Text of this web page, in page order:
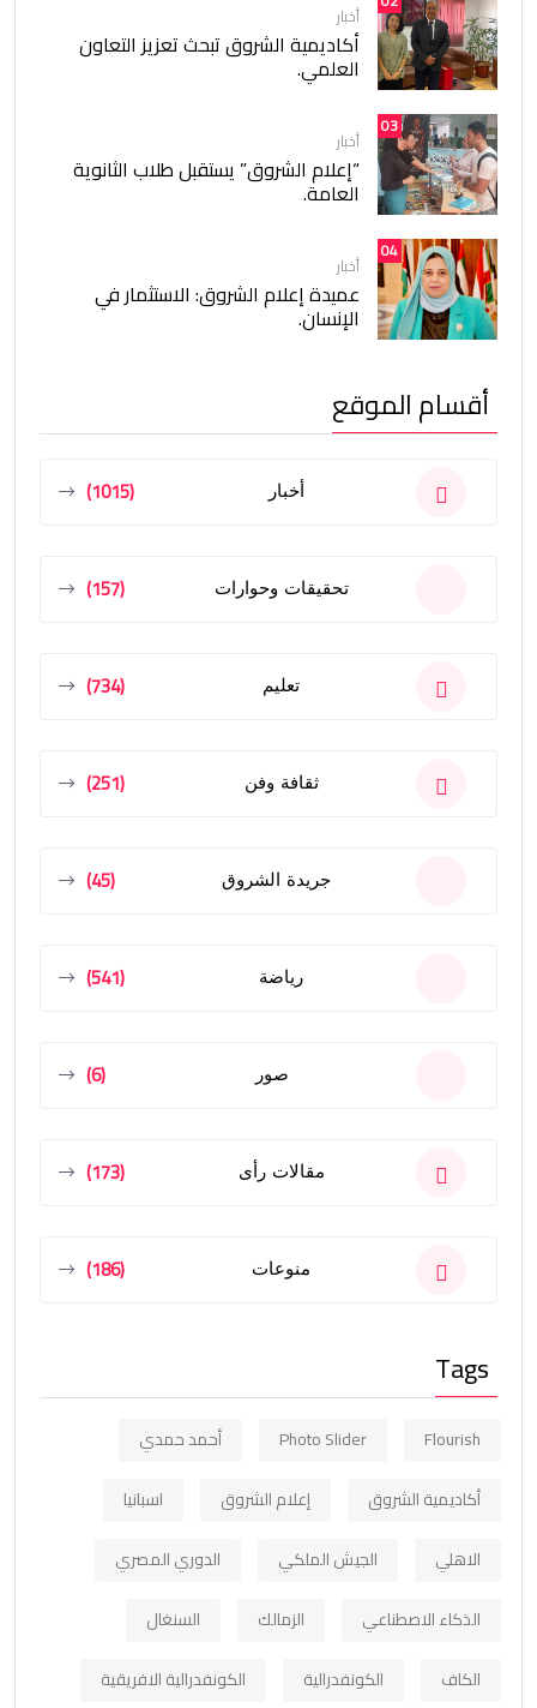
أخبار
أكاديمية الشروق تبحث تعزيز التعاون
العلمي.
03
أخبار
“إعلام الشروق” يستقبل طلاب الثانوية
العامة.
04
أخبار
عميدة إعلام الشروق: الاستثمار في
الإنسان.
أقسام الموقع
أخبار (1015)
تحقيقات وحوارات (157)
تعليم (734)
ثقافة وفن (251)
جريدة الشروق (45)
رياضة (541)
صور (6)
مقالات رأى (173)
منوعات (186)
Tags
Flourish
Photo Slider
أحمد حمدي
أكاديمية الشروق
إعلام الشروق
اسبانيا
الاهلي
الجيش الملكي
الدوري المصري
الذكاء الاصطناعي
الزمالك
السنغال
الكاف
الكونفدرالية
الكونفدرالية الافريقية